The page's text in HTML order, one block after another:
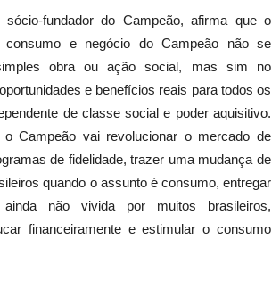
sócio-fundador do Campeão, afirma que o
consumo e negócio do Campeão não se
obra ou ação social, mas sim no
e benefícios reais para todos os
de classe social e poder aquisitivo.
Campeão vai revolucionar o mercado de
de fidelidade, trazer uma mudança de
quando o assunto é consumo, entregar
ainda não vivida por muitos brasileiros,
financeiramente e estimular o consumo